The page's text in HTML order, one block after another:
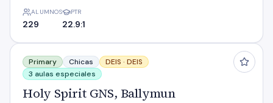
ALUMNOS
229
PTR
22.9:1
Holy Spirit GNS, Ballymun
Primary Chicas DEIS · DEIS
3 aulas especiales
Holy Spirit GNS, Ballymun